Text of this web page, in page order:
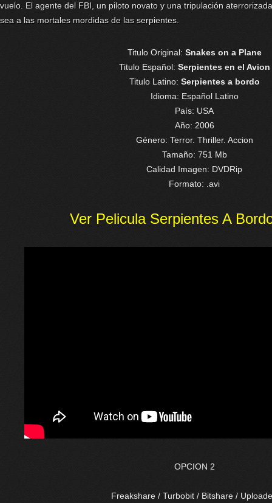
vuelo. El agente del FBI, un piloto novato y una tripulación
sea a las mortales mordidas de las serpientes.
Titulo Original: Snakes on a Plane
Titulo Español: Serpientes en el Avion
Titulo Latino: Serpientes a bordo
Idioma: Español Latino
País: USA
Año: 2006
Género: Terror. Thriller. Accion
Tamaño: 751 Mb
Calidad Imagen: DVDRip
Formato: .avi
Ver Pelicula Serpientes A
OPCION 2
Freakshare / Turbobit / Bitshare /